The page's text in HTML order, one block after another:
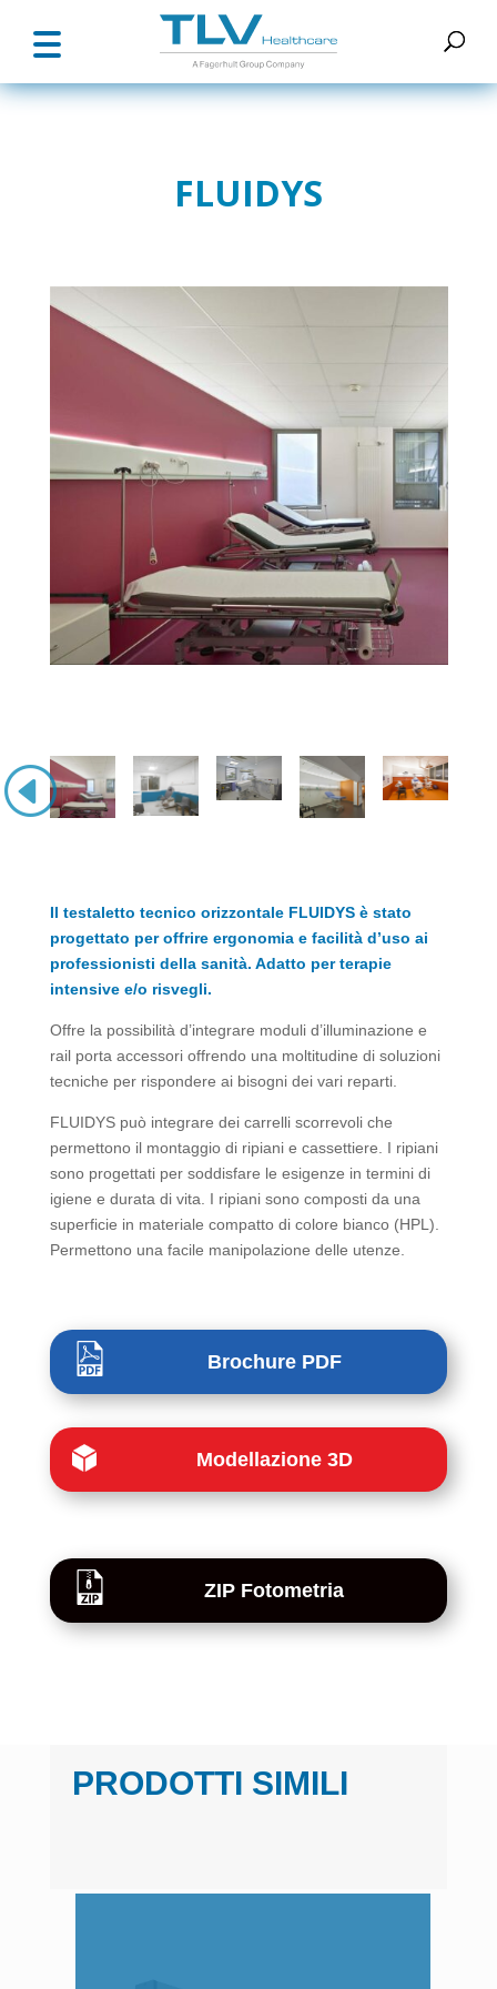
FLUIDYS
Il testaletto tecnico orizzontale FLUIDYS è stato
progettato per offrire ergonomia e facilità d’uso ai
professionisti della sanità. Adatto per terapie
intensive e/o risvegli.
Offre la possibilità d’integrare moduli d’illuminazione e
rail porta accessori offrendo una moltitudine di soluzioni
tecniche per rispondere ai bisogni dei vari reparti.
FLUIDYS può integrare dei carrelli scorrevoli che
permettono il montaggio di ripiani e cassettiere. I ripiani
sono progettati per soddisfare le esigenze in termini di
igiene e durata di vita. I ripiani sono composti da una
superficie in materiale compatto di colore bianco (HPL).
Permettono una facile manipolazione delle utenze.
Brochure PDF
Modellazione 3D
ZIP Fotometria
PRODOTTI SIMILI